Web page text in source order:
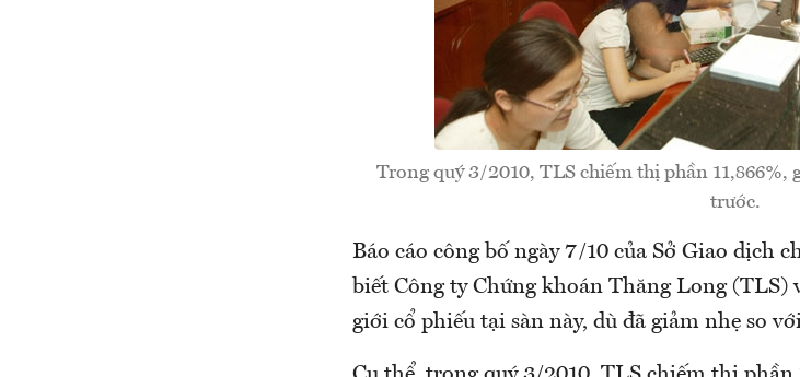
Trong quý 3/2010, TLS chiếm thị phần 11,866%,
trước.
Báo cáo công bố ngày 7/10 của Sở Giao dịch
biết Công ty Chứng khoán Thăng Long
giới cổ phiếu tại sàn này, dù đã giảm nhẹ so